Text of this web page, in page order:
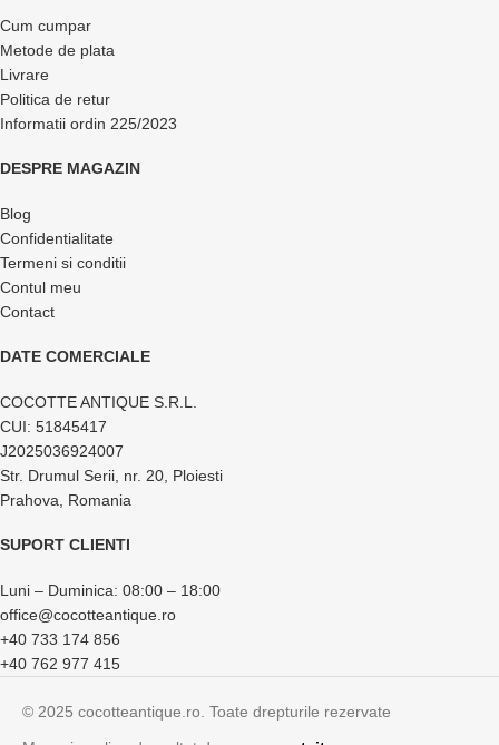
Cum cumpar
Metode de plata
Livrare
Politica de retur
Informatii ordin 225/2023
DESPRE MAGAZIN
Blog
Confidentialitate
Termeni si conditii
Contul meu
Contact
DATE COMERCIALE
COCOTTE ANTIQUE S.R.L.
CUI: 51845417
J2025036924007
Str. Drumul Serii, nr. 20, Ploiesti
Prahova, Romania
SUPORT CLIENTI
Luni – Duminica: 08:00 – 18:00
office@cocotteantique.ro
+40 733 174 856
+40 762 977 415
© 2025 cocotteantique.ro. Toate drepturile rezervate